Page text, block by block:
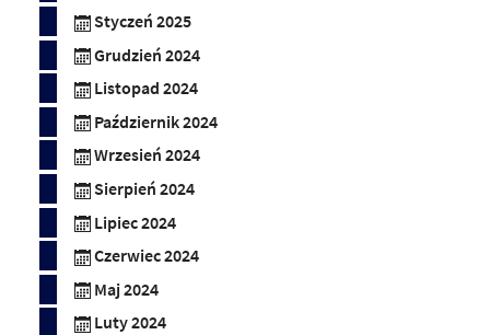
Styczeń 2025
Grudzień 2024
Listopad 2024
Październik 2024
Wrzesień 2024
Sierpień 2024
Lipiec 2024
Czerwiec 2024
Maj 2024
Luty 2024